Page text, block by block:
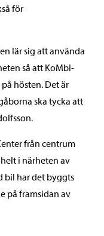
för
lär sig att använda
så att KoMbi-
hösten. Det är
ska tycka att
från centrum
i närheten av
bil har det byggts
på framsidan av